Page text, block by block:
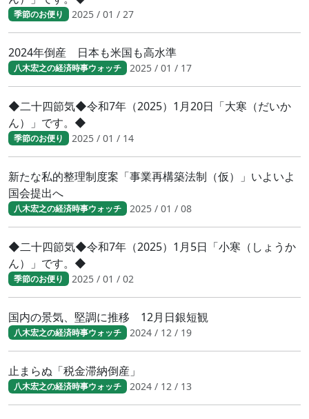
季節のお便り 2025 / 01 / 27
2024年倒産 日本も米国も高水準
八木宏之の経済時事ウォッチ 2025 / 01 / 17
◆二十四節気◆令和7年（2025）1月20日「大寒（だいか
ん）」です。◆
季節のお便り 2025 / 01 / 14
新たな私的整理制度案「事業再構築法制（仮）」いよいよ
国会提出へ
八木宏之の経済時事ウォッチ 2025 / 01 / 08
◆二十四節気◆令和7年（2025）1月5日「小寒（しょうか
ん）」です。◆
季節のお便り 2025 / 01 / 02
国内の景気、堅調に推移 12月日銀短観
八木宏之の経済時事ウォッチ 2024 / 12 / 19
止まらぬ「税金滞納倒産」
八木宏之の経済時事ウォッチ 2024 / 12 / 13